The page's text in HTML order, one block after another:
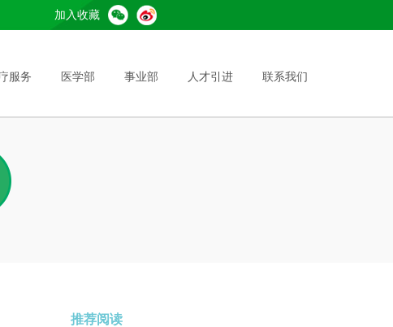
加入收藏
服务 医学部 事业部 人才引进 联系我们
推荐阅读